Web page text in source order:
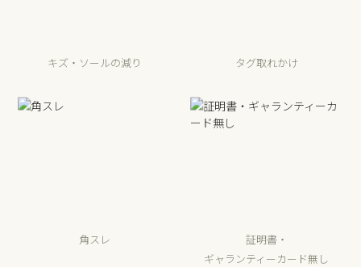
キズ・ソールの減り タグ取れかけ
角スレ
証明書・
ギャランティーカード無し